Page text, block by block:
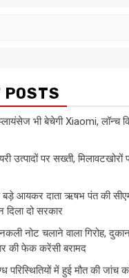
POSTS
भी बेचेगी Xiaomi, लॉन्च
उत्पादों पर सख्ती,
आयकर दाता ऋषभ पंत की
दो सरकार
नोट चलाने वाला गिरोह,
की फेक करेंसी बरामद
परिस्थितियों में हुई मौत की जांच